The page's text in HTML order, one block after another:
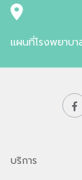
แผนที่โรงพยาบา
บริการ